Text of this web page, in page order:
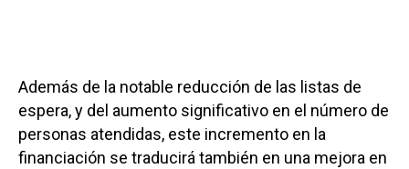
Además de la notable reducción de las listas de
espera, y del aumento significativo en el número de
personas atendidas, este incremento en la
financiación se traducirá también en una mejora en